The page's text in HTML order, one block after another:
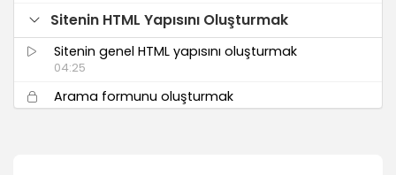
Sitenin HTML Yapısını Oluşturmak
Sitenin genel HTML yapısını oluşturmak
04:25
Arama formunu oluşturmak
01:24